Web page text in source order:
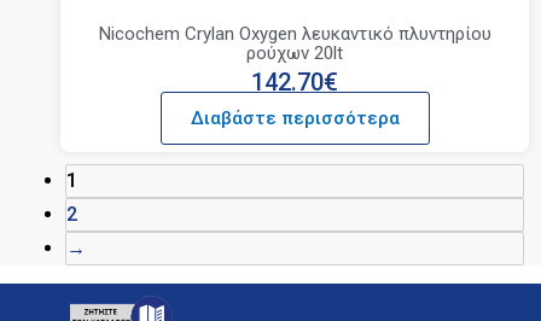
Nicochem Crylan Oxygen λευκαντικό πλυντηρίου
ρούχων 20lt
142.70€
Διαβάστε περισσότερα
1
2
→